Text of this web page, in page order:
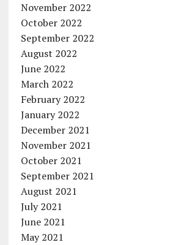
November 2022
October 2022
September 2022
August 2022
June 2022
March 2022
February 2022
January 2022
December 2021
November 2021
October 2021
September 2021
August 2021
July 2021
June 2021
May 2021